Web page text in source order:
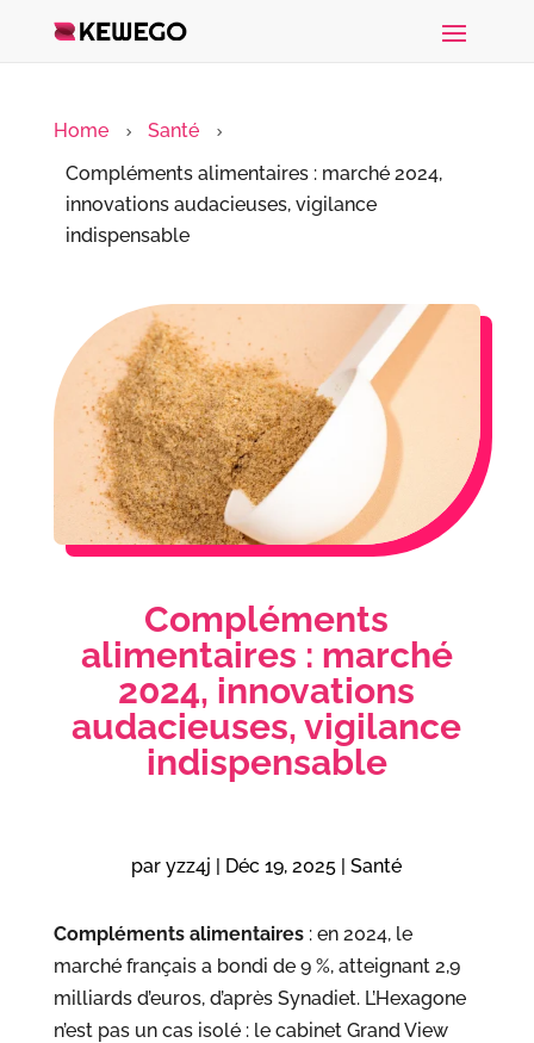
Home 5 Santé 5
Compléments alimentaires : marché 2024,
innovations audacieuses, vigilance
indispensable
Compléments
alimentaires : marché
2024, innovations
audacieuses, vigilance
indispensable
paryzz4j | Déc 19, 2025 |Santé
Compléments alimentaires: en 2024, le
marché français a bondi de 9 %, atteignant 2,9
milliards d’euros, d’après Synadiet. L’Hexagone
n’est pas un cas isolé : le cabinet Grand View